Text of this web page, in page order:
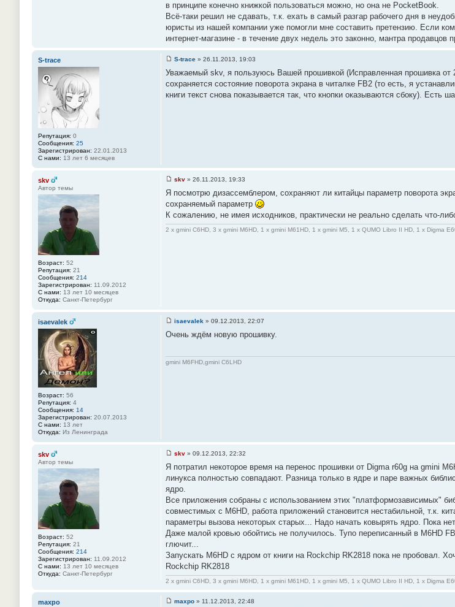
в принципе конечно книжкой пользоваться можно, но она не PocketBook.
Всё-таки решил не сдавать, т.к. ехать в самый разгар рабочего дня в
юристы из нашей компании уже помогли мне составить претензию. Если
интернет-магазине - в течение двух недель это законно, мантра продавцов
S-trace
Репутация: 0
Сообщения: 25
Зарегистрирован: 22.01.2013
С нами: 13 лет 6 месяцев
о
б
щ
S-trace » 26.11.2013, 19:03
Уважаемый skv, я пользуюсь Вашей прошивкой (Исправленная прошивка
сохраняется состояние поворота экрана в читалке FB2 (то есть, я
книги текст снова показывается так, что кнопки оказываются сбоку). Есть
skv
Автор темы
Возраст: 52
Репутация: 21
Сообщения: 214
Зарегистрирован: 11.09.2012
С нами: 13 лет 10 месяцев
Откуда: Санкт-Петербург
о
б
щ
н
skv » 26.11.2013, 19:33
Я посмотрю дизассемблером, сохраняют ли китайцы параметр поворота
сохраняемый параметр
К сожалению, не имея исходников, практически не реально сделать что-
2 x gmini C6HD, 3 x gmini M6HD, 1 x gmini M61HD, 1 x gmini M5, 1 x QUMO Libro II HD, 1 x Digma
isaevalek
Возраст: 56
Репутация: 4
Сообщения: 14
Зарегистрирован: 20.07.2013
С нами: 13 лет
Откуда: Из Ленинграда
о
щ
е
isaevalek » 09.12.2013, 22:07
Очень ждём новую прошивку.
gmini M6FHD,gmini C6LHD
skv
Автор темы
Возраст: 52
Репутация: 21
Сообщения: 214
Зарегистрирован: 11.09.2012
С нами: 13 лет 10 месяцев
Откуда: Санкт-Петербург
о
б
щ
е
н
и
#
1
2
skv » 09.12.2013, 22:32
Я потратил некоторое время на перенос прошивки от Digma r60g на gmini
линукса полностью совпадают. Разница только в ядре и паре важных
ядро.
Все приложения собраны с использованием этих "платформозависимых"
совместимых с M6HD, работа приложений становится нестабильной, т.к.
параметры вызова некоторых старых... Надо начать ковырять ядро. Пока
Даже малой кровью обойтись не получилось. Тупо переписанный в M6HD
глючит...
Запускать M6HD с ядром от книги на Rockchip RK2818 пока не пробовал.
Rockchip RK2818
2 x gmini C6HD, 3 x gmini M6HD, 1 x gmini M61HD, 1 x gmini M5, 1 x QUMO Libro II HD, 1 x Digma
maxpo maxpo » 11.12.2013, 22:48